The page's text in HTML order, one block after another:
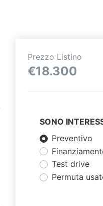
Prezzo Listino
€18.300
SONO
Preventivo
Test drive
Permuta